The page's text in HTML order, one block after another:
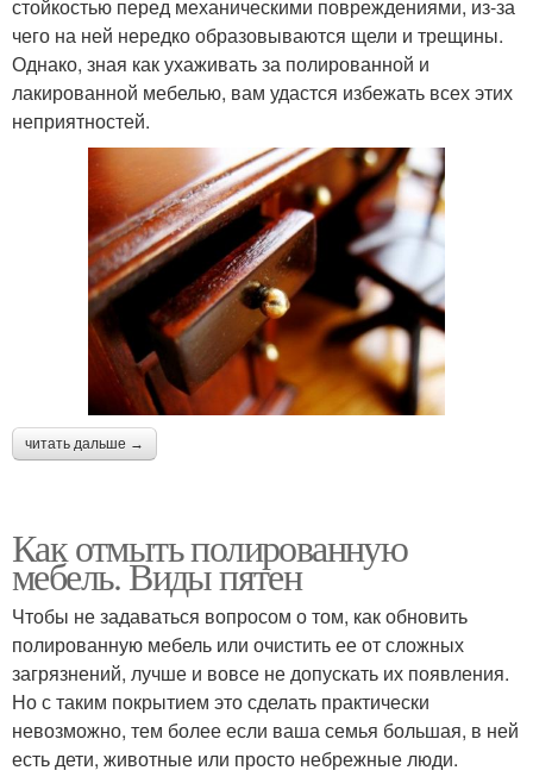
стойкостью перед механическими повреждениями, из-за
чего на ней нередко образовываются щели и трещины.
Однако, зная как ухаживать за полированной и
лакированной мебелью, вам удастся избежать всех этих
неприятностей.
читать дальше →
Как отмыть полированную
мебель. Виды пятен
Чтобы не задаваться вопросом о том, как обновить
полированную мебель или очистить ее от сложных
загрязнений, лучше и вовсе не допускать их появления.
Но с таким покрытием это сделать практически
невозможно, тем более если ваша семья большая, в ней
есть дети, животные или просто небрежные люди.